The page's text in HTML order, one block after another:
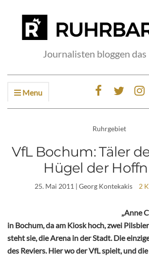
Journalisten bloggen das
Menu
Ruhrgebiet
VfL Bochum: Täler
Hügel der
25. Mai 2011 | Georg Kontekakis 2
„Anne
in Bochum, da am Kiosk hoch, zwei
steht sie, die Arena in der Stadt. Die
des Reviers. Hier wo der VfL spielt, und